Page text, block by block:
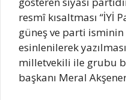
resmî kısaltması “İYİ
güneş ve parti isminin
esinlenilerek
milletvekili ile grubu
başkanı Meral